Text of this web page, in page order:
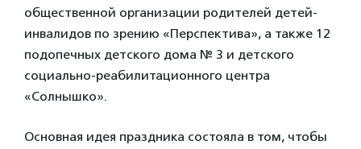
общественной организации родителей детей-
инвалидов по зрению «Перспектива», а также 12
подопечных детского дома № 3 и детского
социально-реабилитационного центра
«Солнышко».
Основная идея праздника состояла в том, чтобы